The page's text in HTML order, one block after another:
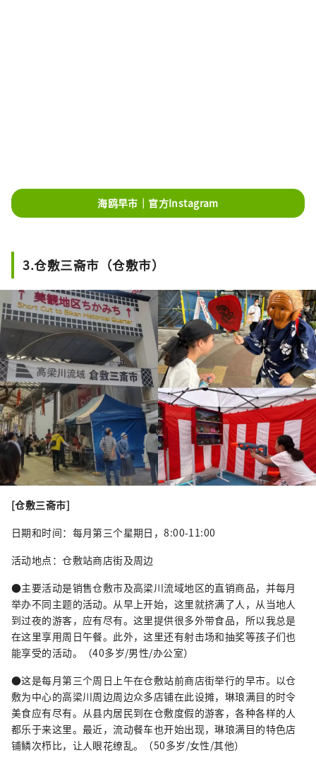
海鸥早市｜官方Instagram
3.仓敷三斋市（仓敷市）
[仓敷三斋市]
日期和时间：每月第三个星期日，8:00-11:00
活动地点：仓敷站商店街及周边
●主要活动是销售仓敷市及高梁川流域地区的直销商品，并每月
举办不同主题的活动。从早上开始，这里就挤满了人，从当地人
到过夜的游客，应有尽有。这里提供很多外带食品，所以我总是
在这里享用周日午餐。此外，这里还有射击场和抽奖等孩子们也
能享受的活动。（40多岁/男性/办公室）
●这是每月第三个周日上午在仓敷站前商店街举行的早市。以仓
敷为中心的高梁川周边周边众多店铺在此设摊，琳琅满目的时令
美食应有尽有。从县内居民到在仓敷度假的游客，各种各样的人
都乐于来这里。最近，流动餐车也开始出现，琳琅满目的特色店
铺鳞次栉比，让人眼花缭乱。（50多岁/女性/其他）